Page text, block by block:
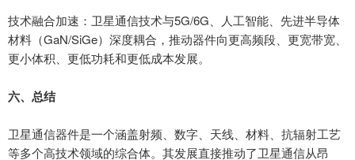
技术融合加速：卫星通信技术与5G/6G 、人工智能、先进半导体
材料（GaN/SiGe）深度耦合，推动器件向更高频段、更宽带宽、
更小体积、更低功耗和更低成本发展。
六、 总结
卫星通信器件是一个涵盖射频、数字、天线、材料、抗辐射工艺
等多个高技术领域的综合体。其发展直接推动了卫星通信从昂